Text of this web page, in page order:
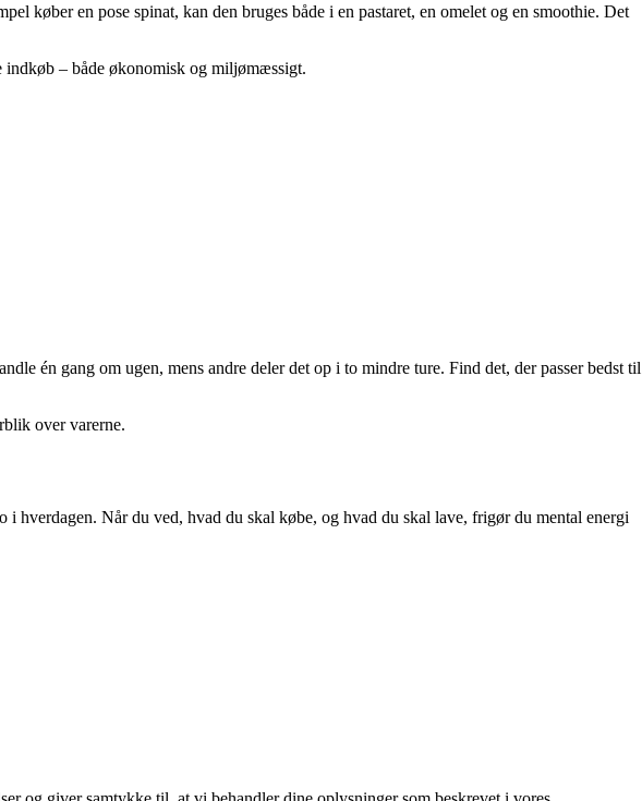
køber en pose spinat, kan den bruges både i en pastaret, en omelet og en smoothie. Det
indkøb – både økonomisk og miljømæssigt.
én gang om ugen, mens andre deler det op i to mindre ture. Find det, der passer bedst til
over varerne.
hverdagen. Når du ved, hvad du skal købe, og hvad du skal lave, frigør du mental energi